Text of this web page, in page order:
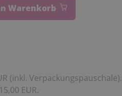
Warenkorb
(inkl. Verpackungspauschale).
EUR.